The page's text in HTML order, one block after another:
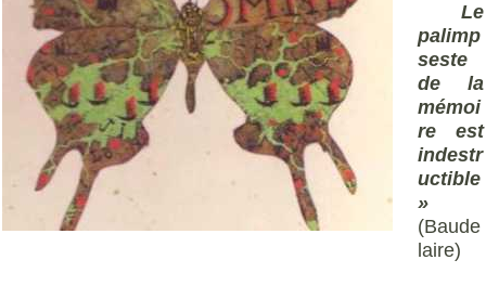
Le
palimp
seste
de la
mémoi
re est
indestr
uctible
»
(Baude
laire)